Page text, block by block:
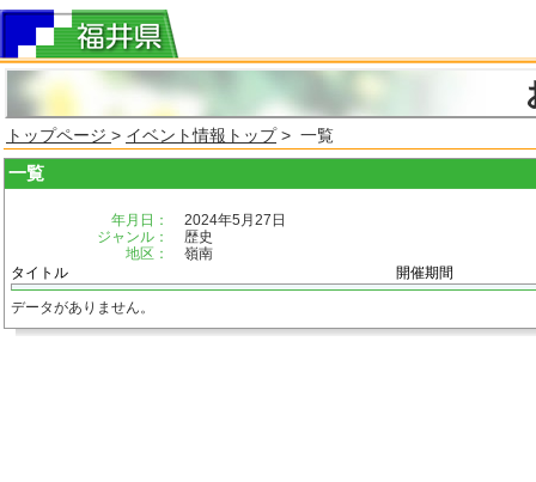
トップページ > イベント情報トップ> 一覧
一覧
年月日：
2024年5月27日
ジャンル：
歴史
地区：
嶺南
タイトル
開催期間
データがありません。